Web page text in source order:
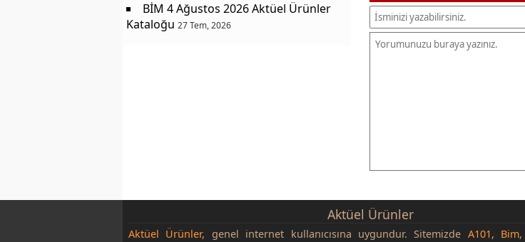
BİM 4 Ağustos 2026 Aktüel Ürünler
Kataloğu 27 Tem, 2026
Aktüel Ürünler
Aktüel Ürünler, genel internet kullanıcısına uygundur. Sitemizde A101, Bim,